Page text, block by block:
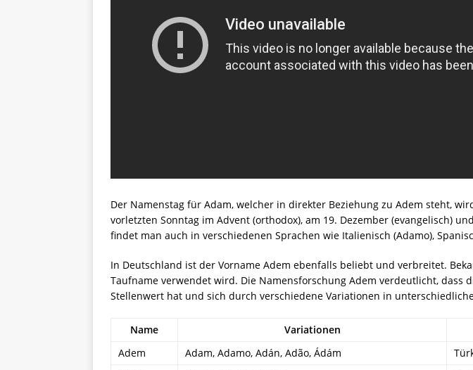
Der Namenstag für Adam, welcher in direkter Beziehung zu Adem steht,
vorletzten Sonntag im Advent (orthodox), am 19. Dezember (evangelisch)
findet man auch in verschiedenen Sprachen wie Italienisch (Adamo),
In Deutschland ist der Vorname Adem ebenfalls beliebt und verbreitet.
Taufname verwendet wird. Die Namensforschung Adem verdeutlicht,
Stellenwert hat und sich durch verschiedene Variationen in
Name Variationen
Adem
Adam, Adamo, Adán, Adão, Ádám